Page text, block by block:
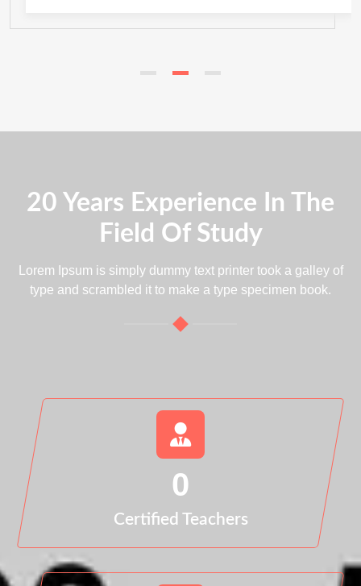
20 Years Experience In The
Field Of Study
Lorem Ipsum is simply dummy text printer took a galley of
type and scrambled it to make a type specimen book.
0
Certified Teachers